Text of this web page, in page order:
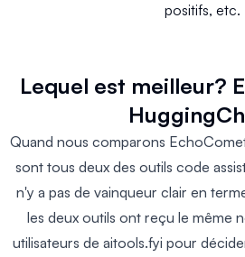
positifs, etc.
Lequel est meilleur?
Quand nous comparons
sont tous deux des outils code
n'y a pas de vainqueur clair en
les deux outils ont reçu le même
utilisateurs de aitools.fyi pour